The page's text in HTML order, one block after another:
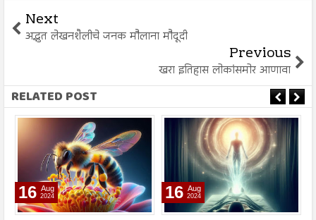
Next
अद्भुत लेखनशैलीचे जनक मौलाना मौदूदी
Previous
खरा इतिहास लोकांसमोर आणावा
RELATED POST
16 Aug
2024 16 Aug
2024